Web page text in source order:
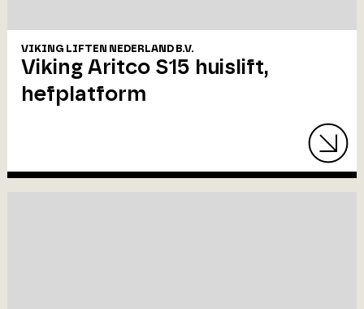
VIKING LIFTEN NEDERLAND B.V.
Viking Aritco S15 huislift,
hefplatform